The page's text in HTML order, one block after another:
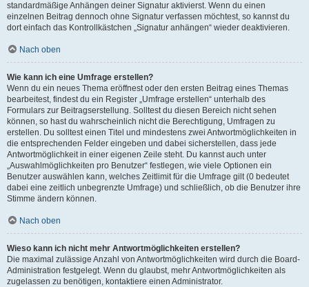
standardmäßige Anhängen deiner Signatur aktivierst. Wenn du einen
einzelnen Beitrag dennoch ohne Signatur verfassen möchtest, so kannst du
dort einfach das Kontrollkästchen „Signatur anhängen“ wieder deaktivieren.
Nach oben
Wie kann ich eine Umfrage erstellen?
Wenn du ein neues Thema eröffnest oder den ersten Beitrag eines Themas
bearbeitest, findest du ein Register „Umfrage erstellen“ unterhalb des
Formulars zur Beitragserstellung. Solltest du diesen Bereich nicht sehen
können, so hast du wahrscheinlich nicht die Berechtigung, Umfragen zu
erstellen. Du solltest einen Titel und mindestens zwei Antwortmöglichkeiten in
die entsprechenden Felder eingeben und dabei sicherstellen, dass jede
Antwortmöglichkeit in einer eigenen Zeile steht. Du kannst auch unter
„Auswahlmöglichkeiten pro Benutzer“ festlegen, wie viele Optionen ein
Benutzer auswählen kann, welches Zeitlimit für die Umfrage gilt (0 bedeutet
dabei eine zeitlich unbegrenzte Umfrage) und schließlich, ob die Benutzer ihre
Stimme ändern können.
Nach oben
Wieso kann ich nicht mehr Antwortmöglichkeiten erstellen?
Die maximal zulässige Anzahl von Antwortmöglichkeiten wird durch die Board-
Administration festgelegt. Wenn du glaubst, mehr Antwortmöglichkeiten als
zugelassen zu benötigen, kontaktiere einen Administrator.